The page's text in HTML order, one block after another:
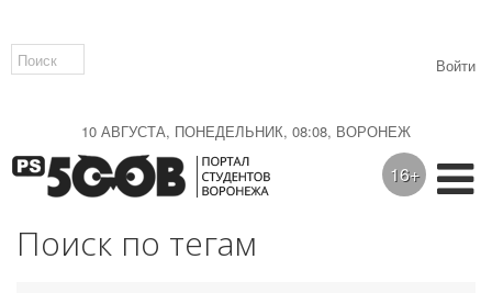
10 АВГУСТА, ПОНЕДЕЛЬНИК, 08:08, ВОРОНЕЖ
Войти
16+
Поиск по тегам